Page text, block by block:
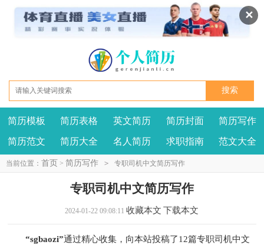
✕
我要投稿 投诉建议
简历模板 简历表格 英文简历 简历封面 简历写作
简历范文 简历大全 名人简历 求职指南 范文大全
当前位置： 首页 > 简历写作 > 专职司机中文简历写作
专职司机中文简历写作
2024-01-22 09:08:11 收藏本文 下载本文
“sgbaozi”通过精心收集，向本站投稿了12篇专职司机中文